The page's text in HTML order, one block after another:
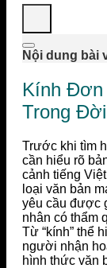
Nội dung bài
Kính Đơn
Trong
Trước khi tìm
cần hiểu rõ
cảnh tiếng
loại văn bản
yêu cầu được
nhân có thẩm
Từ “kính” thể
người nhận
hình thức văn